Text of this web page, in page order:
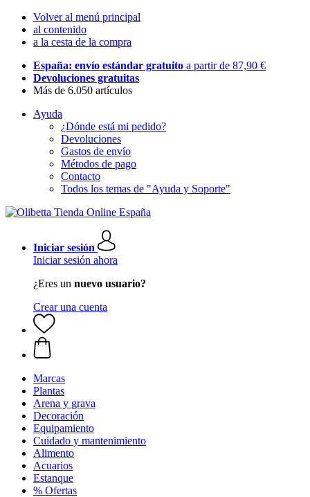
Volver al menú principal
al contenido
a la cesta de la compra
España: envío estándar gratuito a partir de 87,90 €
Devoluciones gratuitas
Más de 6.050 artículos
Ayuda
¿Dónde está mi pedido?
Devoluciones
Gastos de envío
Métodos de pago
Contacto
Todos los temas de "Ayuda y Soporte"
Iniciar sesión
Iniciar sesión ahora
¿Eres un nuevo usuario?
Crear una cuenta
Marcas
Plantas
Arena y grava
Decoración
Equipamiento
Cuidado y mantenimiento
Alimento
Acuarios
Estanque
% Ofertas